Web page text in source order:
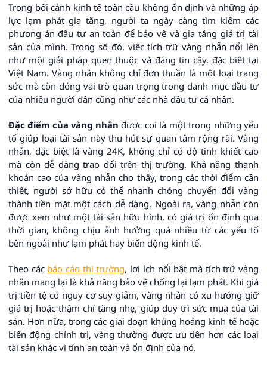
Trong bối cảnh kinh tế toàn cầu không ổn định và những áp
lực lạm phát gia tăng, người ta ngày càng tìm kiếm các
phương án đầu tư an toàn để bảo vệ và gia tăng giá trị tài
sản của mình. Trong số đó, việc tích trữ vàng nhẫn nổi lên
như một giải pháp quen thuộc và đáng tin cậy, đặc biệt tại
Việt Nam. Vàng nhẫn không chỉ đơn thuần là một loại trang
sức mà còn đóng vai trò quan trọng trong danh mục đầu tư
của nhiều người dân cũng như các nhà đầu tư cá nhân.
Đặc điểm của vàng nhẫn được coi là một trong những yếu
tố giúp loại tài sản này thu hút sự quan tâm rộng rãi. Vàng
nhẫn, đặc biệt là vàng 24K, không chỉ có độ tinh khiết cao
mà còn dễ dàng trao đổi trên thị trường. Khả năng thanh
khoản cao của vàng nhẫn cho thấy, trong các thời điểm cần
thiết, người sở hữu có thể nhanh chóng chuyển đổi vàng
thành tiền mặt một cách dễ dàng. Ngoài ra, vàng nhẫn còn
được xem như một tài sản hữu hình, có giá trị ổn định qua
thời gian, không chịu ảnh hưởng quá nhiều từ các yếu tố
bên ngoài như lạm phát hay biến động kinh tế.
Theo các báo cáo thị trường, lợi ích nổi bật mà tích trữ vàng
nhẫn mang lại là khả năng bảo vệ chống lại lạm phát. Khi giá
trị tiền tệ có nguy cơ suy giảm, vàng nhẫn có xu hướng giữ
giá trị hoặc thậm chí tăng nhẹ, giúp duy trì sức mua của tài
sản. Hơn nữa, trong các giai đoạn khủng hoảng kinh tế hoặc
biến động chính trị, vàng thường được ưu tiên hơn các loại
tài sản khác vì tính an toàn và ổn định của nó.